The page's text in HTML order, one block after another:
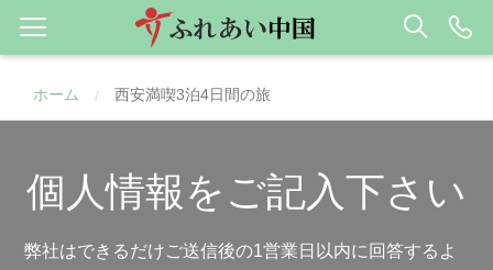
ホーム / 西安満喫3泊4日間の旅
個人情報をご記入下さい
弊社はできるだけご送信後の1営業日以内に回答するよ